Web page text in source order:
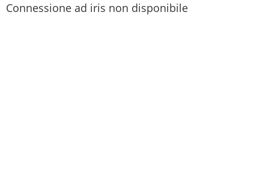
Connessione ad iris non disponibile